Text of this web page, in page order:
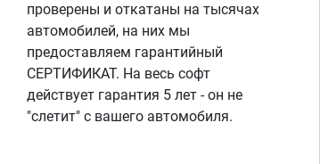
проверены и откатаны на тысячах
автомобилей, на них мы
предоставляем гарантийный
СЕРТИФИКАТ. На весь софт
действует гарантия 5 лет - он не
"слетит" с вашего автомобиля.